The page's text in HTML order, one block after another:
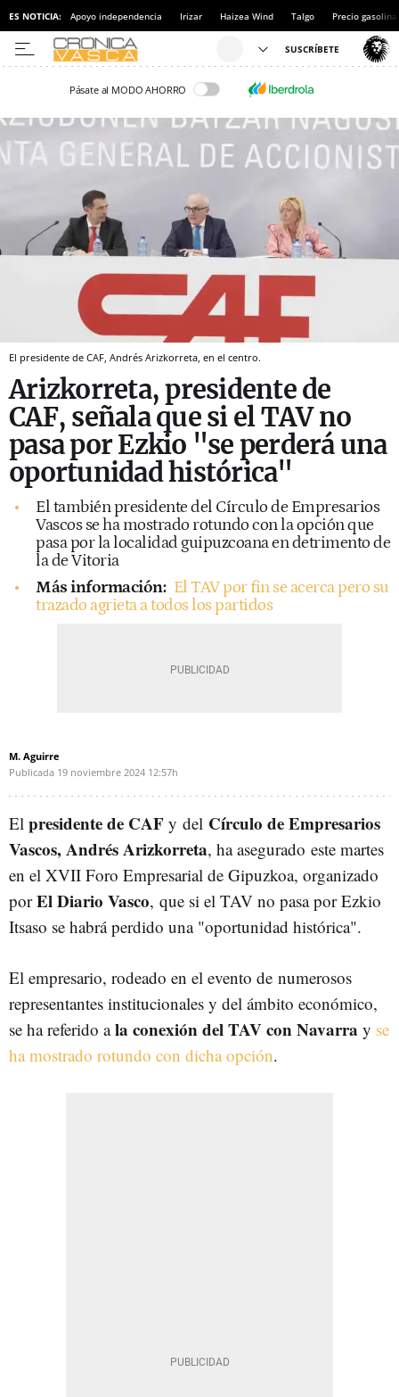
ES NOTICIA: Apoyo independencia Irizar Haizea Wind Talgo Precio gasolina
Pásate al MODO AHORRO
El presidente de CAF, Andrés Arizkorreta, en el centro.
Arizkorreta, presidente de
CAF, señala que si el TAV no
pasa por Ezkio "se perderá una
oportunidad histórica"
El también presidente del Círculo de Empresarios
Vascos se ha mostrado rotundo con la opción que
pasa por la localidad guipuzcoana en detrimento de
la de Vitoria
Más información: El TAV por fin se acerca pero su
trazado agrieta a todos los partidos
M. Aguirre
Publicada 19 noviembre 2024 12:57h
El presidente de CAF y del Círculo de Empresarios
Vascos, Andrés Arizkorreta, ha asegurado este martes
en el XVII Foro Empresarial de Gipuzkoa, organizado
porEl Diario Vasco, que si el TAV no pasa por Ezkio
Itsaso se habrá perdido una "oportunidad histórica".
El empresario, rodeado en el evento de numerosos
representantes institucionales y del ámbito económico,
se ha referido ala conexión del TAV con Navarra y se
ha mostrado rotundo con dicha opción.